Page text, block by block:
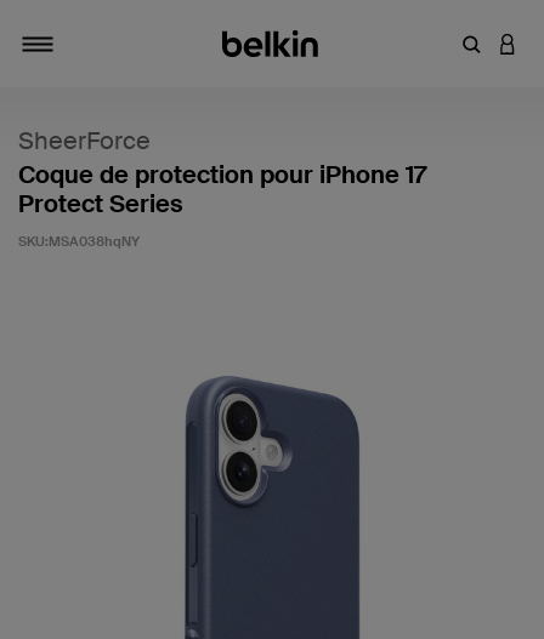
Saisir
SheerForce
Coque de protection pour iPhone 17
Protect Series
SKU:MSA038hqNY